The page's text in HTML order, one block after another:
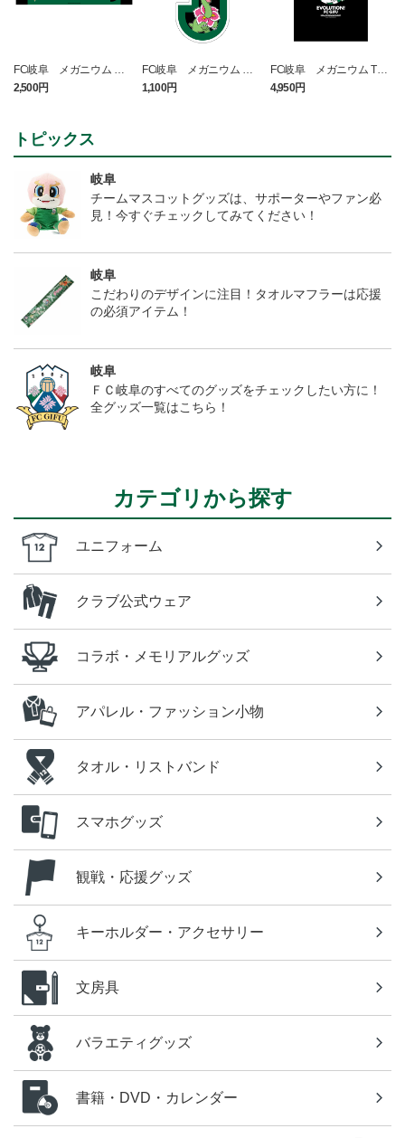
FC岐阜 メガニウム タ
オルマフラー
2,500円
FC岐阜 メガニウム キ
ーホルダー
1,100円
FC岐阜 メガニウム Tシ
ャツ BLACK
4,950円
トピックス
岐阜
チームマスコットグッズは、サポーターやファン必
見！今すぐチェックしてみてください！
岐阜
こだわりのデザインに注目！タオルマフラーは応援
の必須アイテム！
岐阜
ＦＣ岐阜のすべてのグッズをチェックしたい方に！
全グッズ一覧はこちら！
カテゴリから探す
ユニフォーム
クラブ公式ウェア
コラボ・メモリアルグッズ
アパレル・ファッション小物
タオル・リストバンド
スマホグッズ
観戦・応援グッズ
キーホルダー・アクセサリー
文房具
バラエティグッズ
書籍・DVD・カレンダー